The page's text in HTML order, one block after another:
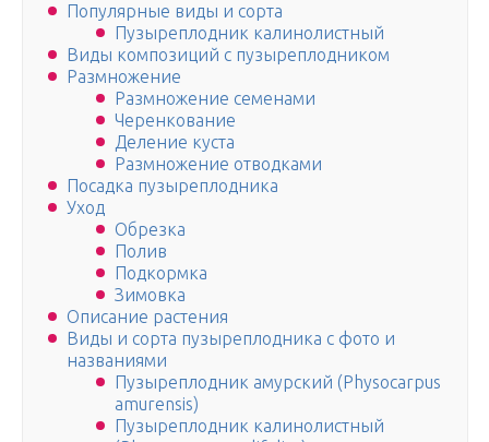
Популярные виды и сорта
Пузыреплодник калинолистный
Виды композиций с пузыреплодником
Размножение
Размножение семенами
Черенкование
Деление куста
Размножение отводками
Посадка пузыреплодника
Уход
Обрезка
Полив
Подкормка
Зимовка
Описание растения
Виды и сорта пузыреплодника с фото и
названиями
Пузыреплодник амурский (Physocarpus
amurensis)
Пузыреплодник калинолистный